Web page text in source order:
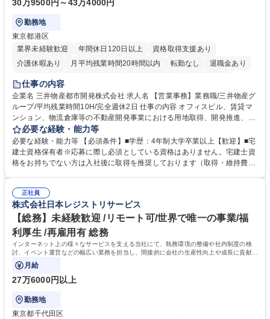
30万9500円～43万4000円
勤務地
東京都港区
業界未経験歓迎
年間休日120日以上
資格取得支援あり
介護休暇あり
月平均残業時間20時間以内 転勤なし
退職金あり
在宅OK
賞与あり
駅近5分以内
土日祝休み 寮・社宅あり
仕事の内容
企業名 三井物産都市開発株式会社 求人名 【営業事務】業務職/三井物産グ
ループ/平均残業時間10H/完全週休2日 仕事の内容 オフィスビル、賃貸マ
ンション、物流倉庫等の不動産開発事業における用地取得、開発推進、賃
貸運営、売却、仲介・活用提案等を行う営業部門において事務業務を担当
いただきます。 【詳細】・契約書管理、契約書製本、捺印対応、ファイリ
ング、登記簿取得、調書取得・支払業務（各種費用支払、支払管理、請
求・支払データ登録、取引先マスター申請対応）・予算作成及び予実管
の他に担当頂く業務が発生する場合があります。 募集職種 【営業事務】
業務職/三井物産グループ/平均残業時間10H/完全週休2日
必要な経験・能力等
必要な経験・能力等 【必須条件】■学歴：4年制大学卒業以上【歓迎】■宅
建士資格保有者※応募に際し必須としている資格はありません。宅建士資
格をお持ちでない方は入社後に取得を推奨しております（取得・維持費用
ション力がある方。 ・チャレンジを厭わず、粘り強く業務に取り組める
方。多様な関係者と謙虚に信頼関係を構築でき、期限を意識したスケジュ
ール管理が出来る方。※将来的に他部署（営業部門、コーポレート部門）
へのジョブローテーションの可能性があります。 学歴・資格 学歴：大学
院 大学 語学力： 資格：宅地建物取引士
正社員
株式会社日本レジストリサービス
【総務】未経験歓迎 /リモート可/世界で唯一の事業/福
利厚生 /再雇用有 総務
インターネット上の様々なサービスを支える当社にて、執務環境の整備や社内制度の検
討、イベント運営などの幅広い業務を担当し、間接的に会社の生産性向上や成長に貢献し
ている部署です。
月給
27万6000円以上
勤務地
東京都千代田区